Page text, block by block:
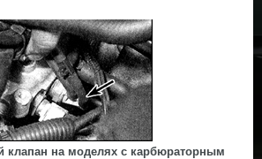
клапан на моделях с карбюраторным